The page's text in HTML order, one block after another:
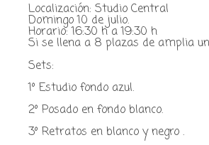
Localización: Studio Central
Domingo 10 de julio.
Horario: 16:30 h a 19:30 h
Si se llena a 8 plazas de amplia
Sets:
1º Estudio fondo azul.
2º Posado en fondo blanco.
3º Retratos en blanco y negro .